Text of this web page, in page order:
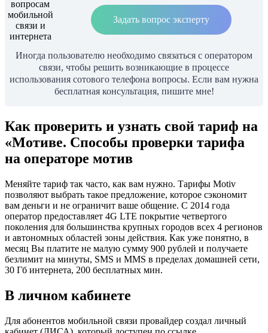
Задать вопрос эксперту
Иногда пользователю необходимо связаться с оператором
связи, чтобы решить возникающие в процессе
использования сотового телефона вопросы. Если вам нужна
бесплатная консультация, пишите мне!
Как проверить и узнать свой тариф на
«Мотиве. Способы проверки тарифа
на операторе мотив
Меняйте тариф так часто, как вам нужно. Тарифы Motiv
позволяют выбрать такое предложение, которое сэкономит
вам деньги и не ограничит ваше общение. С 2014 года
оператор предоставляет 4G LTE покрытие четвертого
поколения для большинства крупных городов всех 4 регионов
и автономных областей зоны действия. Как уже понятно, в
месяц Вы платите не малую сумму 900 рублей и получаете
безлимит на минуты, SMS и MMS в пределах домашней сети,
30 Гб интернета, 200 бесплатных мин.
В личном кабинете
Для абонентов мобильной связи провайдер создал личный